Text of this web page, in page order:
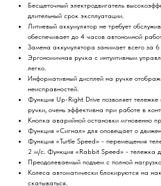
Бесщеточный электродвигатель
длительный срок эксплуатации.
Литиевый аккумулятор не требует
обеспечивает до 4 часов автономной
Замена аккумулятора занимает всего за 6
Эргономичная ручка с интуитивным
легко.
Информативный дисплей на ручке
неисправностей.
Функция Up-Right Drive позволяет
ручки, очень эффективна при работе в
Кнопка аварийной остановки мгновенно
Функция «Сигнал» для оповещает о
Функция «Turtle Speed» - перемещения
2 м/с. Функция «Rabbit Speed» - тележка
Преодолеваемый подъем с полной
Колеса автоматически блокируются на
скатываться.